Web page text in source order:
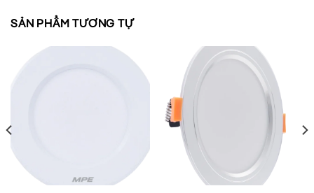
SẢN PHẨM TƯƠNG TỰ